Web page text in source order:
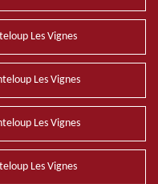
Les Vignes
Les Vignes
Les Vignes
Les Vignes